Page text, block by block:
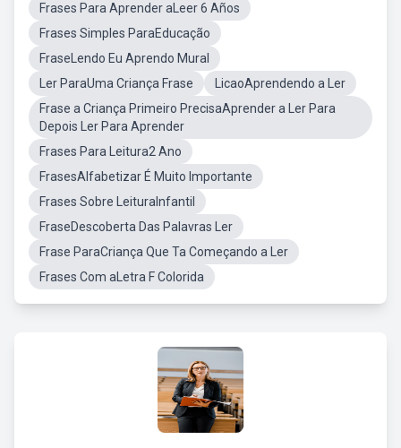
Frases Para Aprender aLeer 6 Años
Frases Simples ParaEducação
FraseLendo Eu Aprendo Mural
Ler ParaUma Criança Frase
LicaoAprendendo a Ler
Frase a Criança Primeiro PrecisaAprender a Ler Para
Depois Ler Para Aprender
Frases Para Leitura2 Ano
FrasesAlfabetizar É Muito Importante
Frases Sobre LeituraInfantil
FraseDescoberta Das Palavras Ler
Frase ParaCriança Que Ta Começando a Ler
Frases Com aLetra F Colorida